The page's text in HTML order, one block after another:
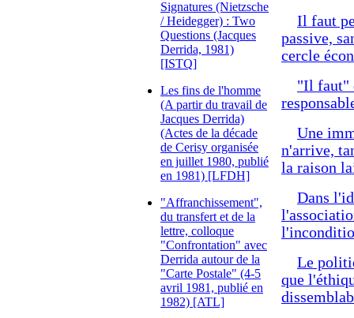
Signatures (Nietzsche
/ Heidegger) : Two
Questions (Jacques
Derrida, 1981)
[ISTQ]
Les fins de l'homme
(A partir du travail de
Jacques Derrida)
(Actes de la décade
de Cerisy organisée
en juillet 1980, publié
en 1981) [LFDH]
"Affranchissement",
du transfert et de la
lettre, colloque
"Confrontation" avec
Derrida autour de la
"Carte Postale" (4-5
avril 1981, publié en
1982) [ATL]
Il faut
passive,
cercle
"Il faut"
Une
n'arrive,
la raison
Dans
Le
que